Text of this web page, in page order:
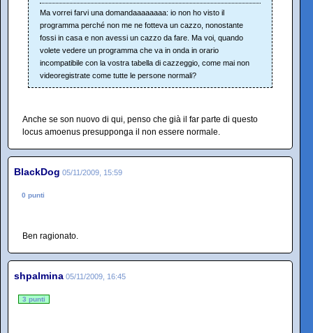
Ma vorrei farvi una domandaaaaaaaa: io non ho visto il
programma perché non me ne fotteva un cazzo, nonostante
fossi in casa e non avessi un cazzo da fare. Ma voi, quando
volete vedere un programma che va in onda in orario
incompatibile con la vostra tabella di cazzeggio, come mai non
videoregistrate come tutte le persone normali?
Anche se son nuovo di qui, penso che già il far parte di questo
locus amoenus presupponga il non essere normale.
BlackDog 05/11/2009, 15:59
0 punti
Ben ragionato.
shpalmina 05/11/2009, 16:45
3 punti